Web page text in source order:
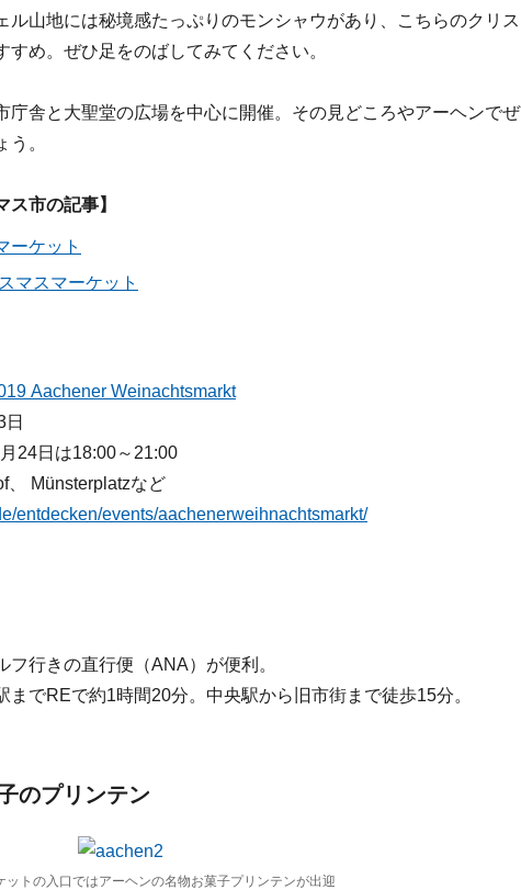
ル山地には秘境感たっぷりのモンシャウがあり、こちらのクリス
め。ぜひ足をのばしてみてください。
庁舎と大聖堂の広場を中心に開催。その見どころやアーヘンでぜ
。
ス市の記事】
ーケット
マスマーケット
Aachener Weinachtsmarkt
24日は18:00～21:00
、 Münsterplatzなど
entdecken/events/aachenerweihnachtsmarkt/
行きの直行便（ANA）が便利。
でREで約1時間20分。中央駅から旧市街まで徒歩15分。
のプリンテン
ットの入口ではアーヘンの名物お菓子プリンテンが出迎